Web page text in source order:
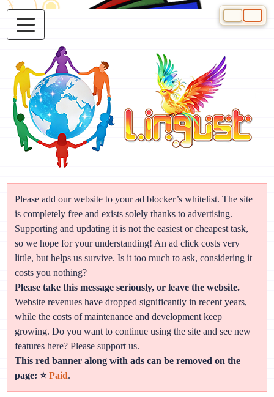
Please add our website to your ad blocker’s whitelist. The site
is completely free and exists solely thanks to advertising.
Supporting and updating it is not the easiest or cheapest task,
so we hope for your understanding! An ad click costs very
little, but helps us survive. Is it too much to ask, considering it
costs you nothing?
Please take this message seriously, or leave the website.
Website revenues have dropped significantly in recent years,
while the costs of maintenance and development keep
growing. Do you want to continue using the site and see new
features here? Please support us.
This red banner along with ads can be removed on the
page: ⭐Paid.